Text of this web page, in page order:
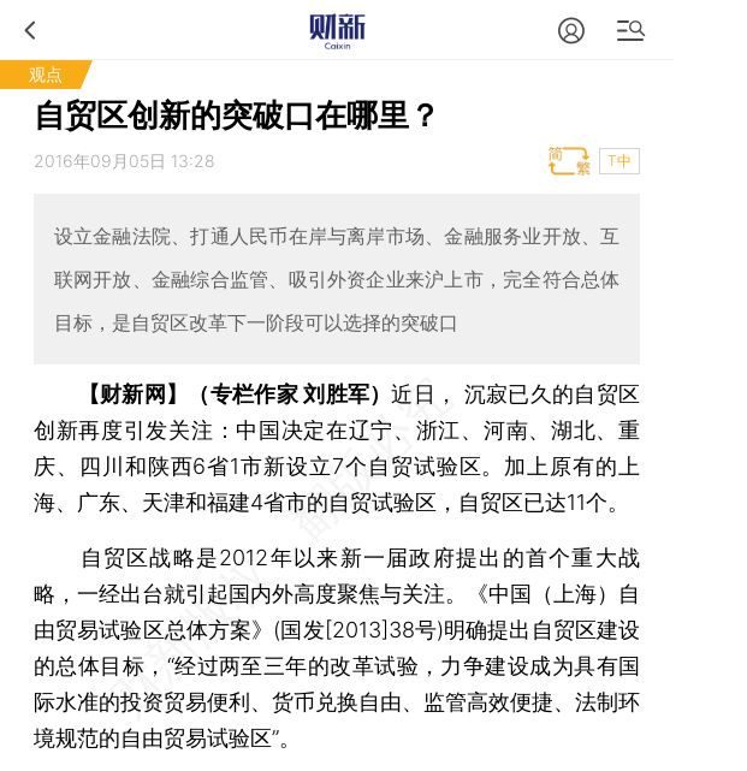
观点
自贸区创新的突破口在哪里？
2016年09月05日 13:28 T中
设立金融法院、打通人民币在岸与离岸市场、金融服务业开放、互
联网开放、金融综合监管、吸引外资企业来沪上市，完全符合总体
目标，是自贸区改革下一阶段可以选择的突破口
【财新网】（专栏作家 刘胜军）近日， 沉寂已久的自贸区
创新再度引发关注：中国决定在辽宁、浙江、河南、湖北、重
庆、四川和陕西6省1市新设立7个自贸试验区。加上原有的上
海、广东、天津和福建4省市的自贸试验区，自贸区已达11个。
自贸区战略是2012年以来新一届政府提出的首个重大战
略，一经出台就引起国内外高度聚焦与关注。《中国（上海）自
由贸易试验区总体方案》(国发[2013]38号)明确提出自贸区建设
的总体目标，“经过两至三年的改革试验，力争建设成为具有国
际水准的投资贸易便利、货币兑换自由、监管高效便捷、法制环
境规范的自由贸易试验区”。